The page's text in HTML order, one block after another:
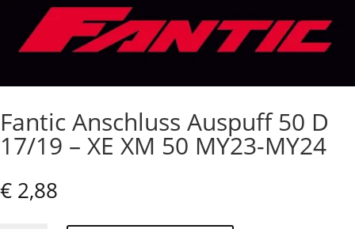
Fantic Anschluss Auspuff 50 D
17/19 – XE XM 50 MY23-MY24
€ 2,88